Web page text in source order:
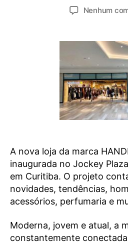
Nenhum
A nova loja da marca
inaugurada no Jockey
em Curitiba. O projeto
novidades, tendências,
acessórios, perfumaria e
Moderna, jovem e atual, a
constantemente